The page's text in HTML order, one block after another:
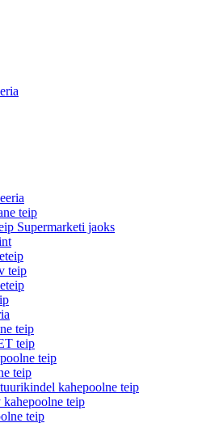
teip
Supermarketi jaoks
teip
teip
teip
teip
teip
kahepoolne teip
kahepoolne teip
teip